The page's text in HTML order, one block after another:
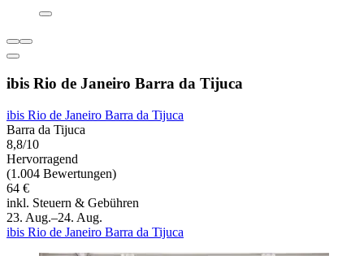
ibis Rio de Janeiro Barra da Tijuca
ibis Rio de Janeiro Barra da Tijuca
Barra da Tijuca
8,8/10
Hervorragend
(1.004 Bewertungen)
64 €
inkl. Steuern & Gebühren
23. Aug.–24. Aug.
ibis Rio de Janeiro Barra da Tijuca